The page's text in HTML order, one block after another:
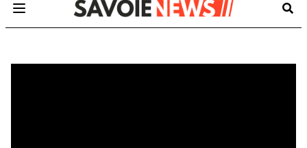
Open main menu